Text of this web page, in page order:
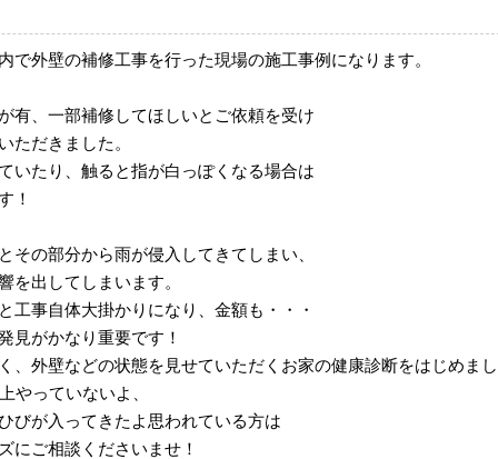
で外壁の補修工事を行った現場の施工事例になります。
有、一部補修してほしいとご依頼を受け
ただきました。
いたり、触ると指が白っぽくなる場合は
！
その部分から雨が侵入してきてしまい、
を出してしまいます。
工事自体大掛かりになり、金額も・・・
見がかなり重要です！
、外壁などの状態を見せていただくお家の健康診断をはじめま
やっていないよ、
びが入ってきたよ思われている方は
にご相談くださいませ！